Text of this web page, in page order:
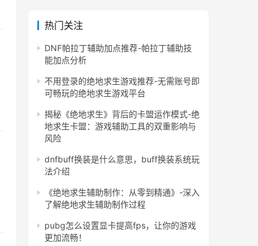
热门关注
DNF帕拉丁辅助加点推荐-帕拉丁辅助技
能加点分析
不用登录的绝地求生游戏推荐-无需账号即
可畅玩的绝地求生游戏平台
揭秘《绝地求生》背后的卡盟运作模式-绝
地求生卡盟：游戏辅助工具的双重影响与
风险
dnfbuff换装是什么意思，buff换装系统玩
法介绍
《绝地求生辅助制作：从零到精通》-深入
了解绝地求生辅助制作过程
pubg怎么设置显卡提高fps，让你的游戏
更加流畅！